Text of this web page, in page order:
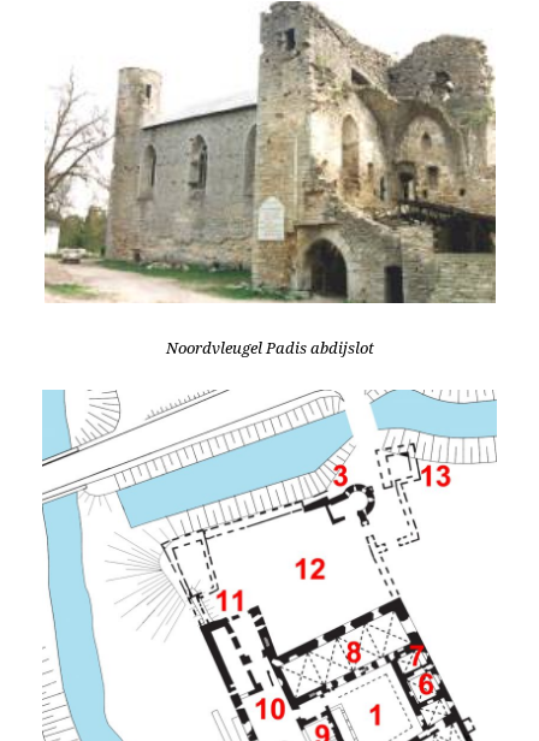
Noordvleugel Padis abdijslot